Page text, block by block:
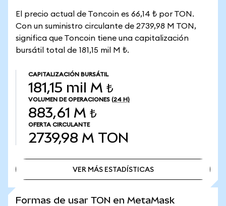
El precio actual de Toncoin es 66,14 ₺ por TON.
Con un suministro circulante de 2739,98 M TON,
significa que Toncoin tiene una capitalización
bursátil total de 181,15 mil M ₺.
CAPITALIZACIÓN BURSÁTIL
181,15 mil M ₺
VOLUMEN DE OPERACIONES (24 H)
883,61 M ₺
OFERTA CIRCULANTE
2739,98 M TON
VER MÁS ESTADÍSTICAS
Formas de usar TON en MetaMask